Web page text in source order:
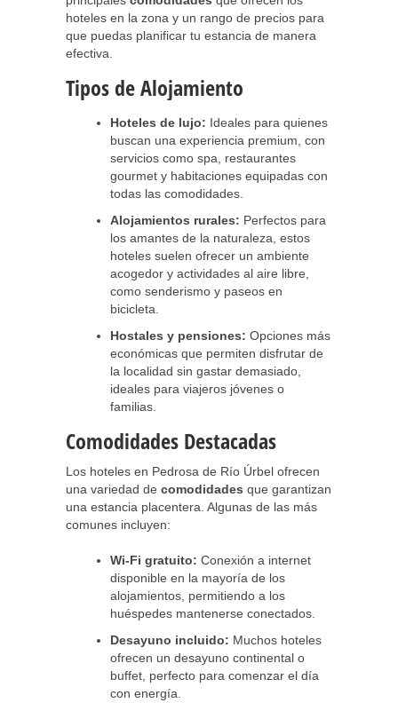
hoteles en la zona y un rango de precios para
que puedas planificar tu estancia de manera
efectiva.
Tipos de Alojamiento
Hoteles de lujo: Ideales para quienes
buscan una experiencia premium, con
servicios como spa, restaurantes
gourmet y habitaciones equipadas con
todas las comodidades.
Alojamientos rurales: Perfectos para
los amantes de la naturaleza, estos
hoteles suelen ofrecer un ambiente
acogedor y actividades al aire libre,
como senderismo y paseos en
bicicleta.
Hostales y pensiones: Opciones más
económicas que permiten disfrutar de
la localidad sin gastar demasiado,
ideales para viajeros jóvenes o
familias.
Comodidades Destacadas
Los hoteles en Pedrosa de Río Úrbel ofrecen
una variedad de comodidades que garantizan
una estancia placentera. Algunas de las más
comunes incluyen:
Wi-Fi gratuito: Conexión a internet
disponible en la mayoría de los
alojamientos, permitiendo a los
huéspedes mantenerse conectados.
Desayuno incluido: Muchos hoteles
ofrecen un desayuno continental o
buffet, perfecto para comenzar el día
con energía.